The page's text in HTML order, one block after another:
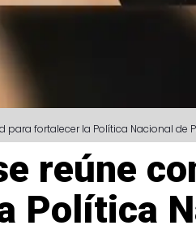
para fortalecer la Política Nacional de
reúne
Política